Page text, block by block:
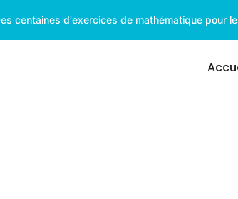
centaines d'exercices de mathématique pour